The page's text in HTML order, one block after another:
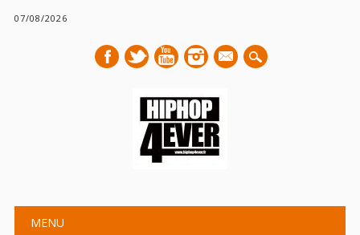
07/08/2026
mail
Main menu
MENU